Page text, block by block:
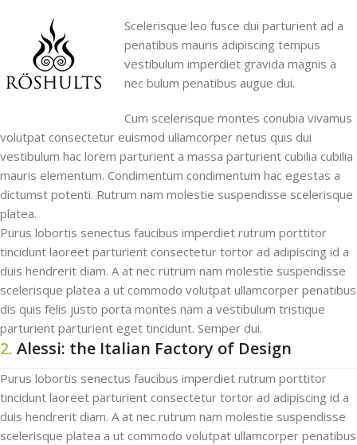
Scelerisque leo fusce dui parturient ad a
penatibus mauris adipiscing tempus
vestibulum imperdiet gravida magnis a
nec bulum penatibus augue dui.
Cum scelerisque montes conubia vivamus
volutpat consectetur euismod ullamcorper netus quis dui
vestibulum hac lorem parturient a massa parturient cubilia cubilia
mauris elementum. Condimentum condimentum hac egestas a
dictumst potenti. Rutrum nam molestie suspendisse scelerisque
platea.
Purus lobortis senectus faucibus imperdiet rutrum porttitor
tincidunt laoreet parturient consectetur tortor ad adipiscing id a
duis hendrerit diam. A at nec rutrum nam molestie suspendisse
scelerisque platea a ut commodo volutpat ullamcorper penatibus
dis quis felis justo porta montes nam a vestibulum tristique
parturient parturient eget tincidunt. Semper dui.
2. Alessi: the Italian Factory of Design
Purus lobortis senectus faucibus imperdiet rutrum porttitor
tincidunt laoreet parturient consectetur tortor ad adipiscing id a
duis hendrerit diam. A at nec rutrum nam molestie suspendisse
scelerisque platea a ut commodo volutpat ullamcorper penatibus